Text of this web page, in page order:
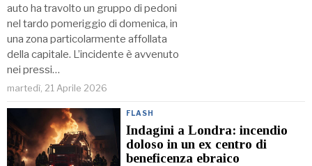
auto ha travolto un gruppo di pedoni
nel tardo pomeriggio di domenica, in
una zona particolarmente affollata
della capitale. L’incidente è avvenuto
nei pressi…
martedì, 21 Aprile 2026
FLASH
Indagini a Londra: incendio
doloso in un ex centro di
beneficenza ebraico